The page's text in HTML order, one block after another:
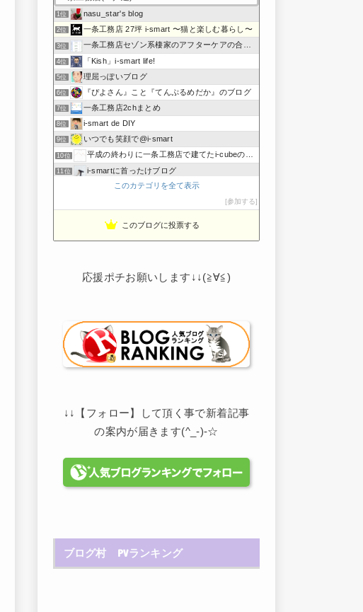
1位 nasu_star's blog
2位 一条工務店 27坪 i-smart 〜猫と楽しむ暮らし〜
3位 一条工務店セゾン系棲家のアフターケアの合間に綴るブログ
4位 「Kish」i-smart life!
5位 理屈っぽいブログ
6位 『ぴよさん』こと『てんぷるめだか』のブログ
7位 一条工務店2chまとめ
8位 i-smart de DIY
9位 いつでも笑顔で@i-smart
10位 平成の終わりに一条工務店で建てたi-cubeのブログ
11位 i-smartに首ったけブログ
節約しないエコライフ
このカテゴリを全て表示
参加する
このブログに投票する
応援ポチお願いします↓↓(≧∀≦)
↓↓【フォロー】して頂く事で新着記事
の案内が届きます(^_-)-☆
ブログ村 PVランキング